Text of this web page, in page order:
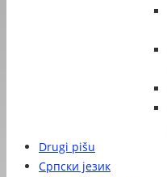
Drugi pišu
Српски језик